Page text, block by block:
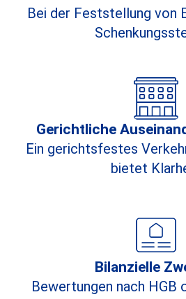
Bei der Feststellung von
Gerichtliche
Ein gerichtsfestes
bietet
Bilanzielle
Bewertungen nach HGB